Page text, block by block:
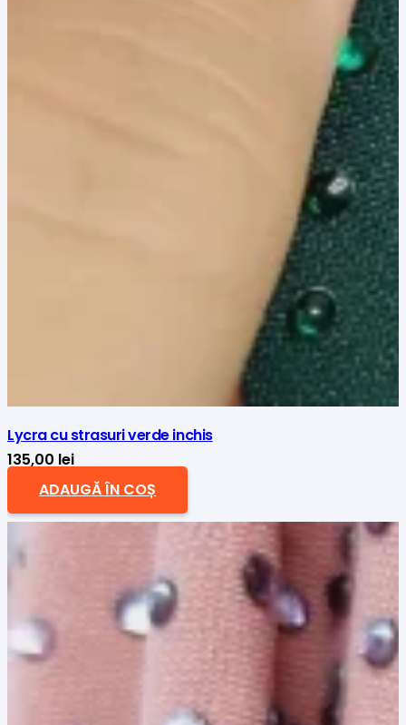
Lycra cu strasuri verde inchis
135,00 lei
ADAUGĂ ÎN COȘ